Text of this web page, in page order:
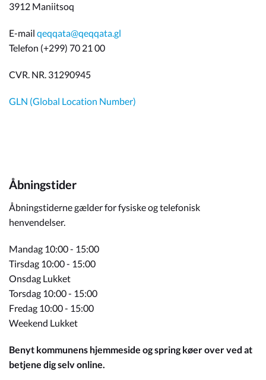
3912 Maniitsoq
E-mail qeqqata@qeqqata.gl
Telefon (+299) 70 21 00
CVR. NR. 31290945
GLN (Global Location Number)
Åbningstider
Åbningstiderne gælder for fysiske og telefonisk
henvendelser.
Mandag 10:00 - 15:00
Tirsdag 10:00 - 15:00
Onsdag Lukket
Torsdag 10:00 - 15:00
Fredag 10:00 - 15:00
Weekend Lukket
Benyt kommunens hjemmeside og spring køer over ved at
betjene dig selv online.